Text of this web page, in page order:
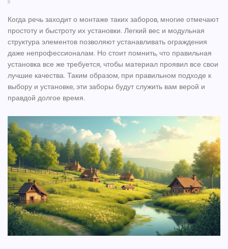
Когда речь заходит о монтаже таких заборов, многие отмечают
простоту и быстроту их установки. Легкий вес и модульная
структура элементов позволяют устанавливать ограждения
даже непрофессионалам. Но стоит помнить, что правильная
установка все же требуется, чтобы материал проявил все свои
лучшие качества. Таким образом, при правильном подходе к
выбору и установке, эти заборы будут служить вам верой и
правдой долгое время.